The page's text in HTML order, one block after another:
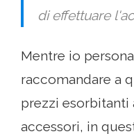
di effettuare
Mentre io
raccomandare a
prezzi
accessori, in